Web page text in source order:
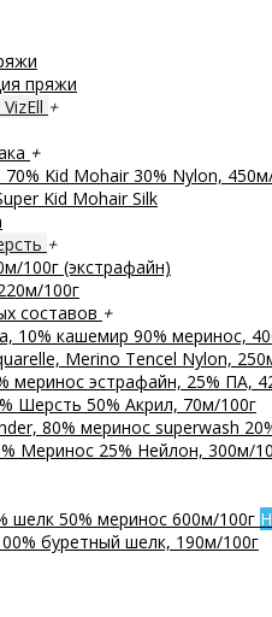
пряжи
+
+
Kid Mohair 30% Nylon,
Kid Mohair Silk
+
(экстрафайн)
100г
составов +
кашемир 90% меринос,
Merino Tencel Nylon,
эстрафайн, 25% ПА,
50% Акрил, 70м/100г
80% меринос superwash
Меринос 25% Нейлон, 300м/
50% меринос 600м/100г
буретный шелк, 190м/100г